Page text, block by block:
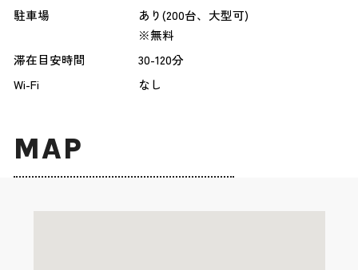
駐車場
あり(200台、大型可)
※無料
滞在目安時間
30-120分
Wi-Fi
なし
MAP